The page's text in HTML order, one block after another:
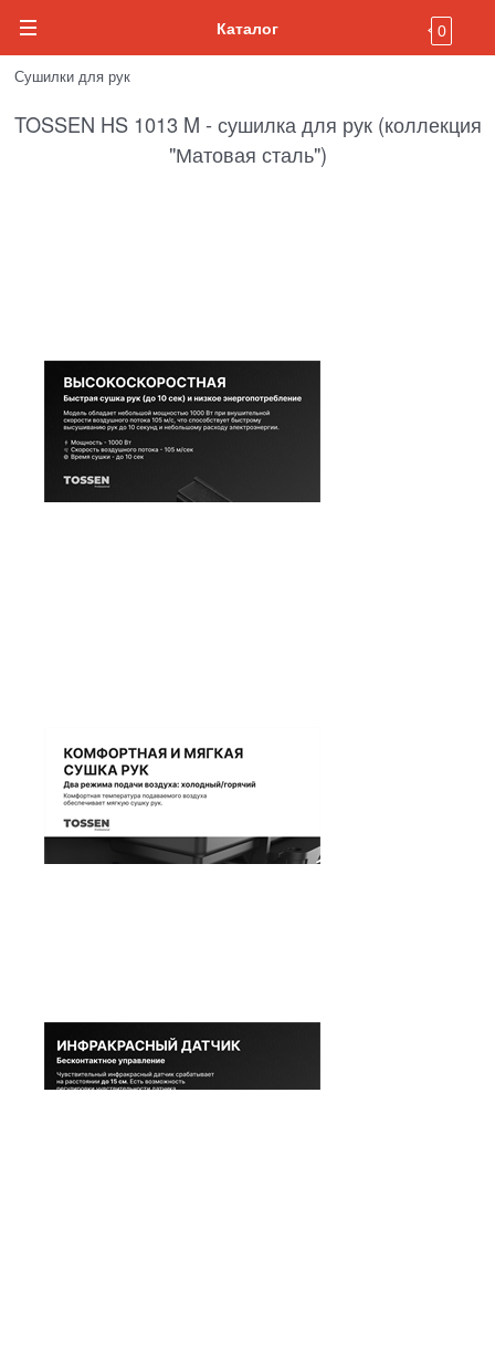
Каталог 0
Сушилки для рук
TOSSEN HS 1013 M - сушилка для рук (коллекция
"Матовая сталь")